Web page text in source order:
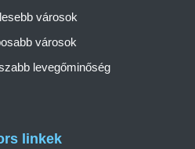
linkek
városok
városok
levegőminőség